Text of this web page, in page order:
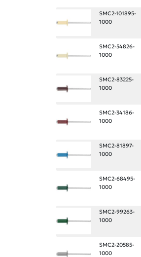
SMC2-101895-
1000
SMC2-54826-
1000
SMC2-83225-
1000
SMC2-34186-
1000
SMC2-81897-
1000
SMC2-68495-
1000
SMC2-99263-
1000
SMC2-20585-
1000